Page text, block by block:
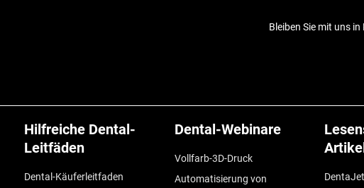
Hilfreiche Dental-
Leitfäden
Dental-Käuferleitfaden
Dental-Webinare
Vollfarb-3D-Druck
Automatisierung von
Bleiben Sie mit uns